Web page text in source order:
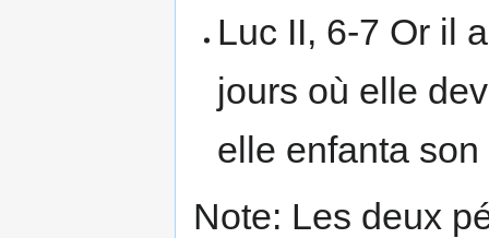
Luc II, 6-7 Or il
jours où elle
elle enfanta
Note: Les deux